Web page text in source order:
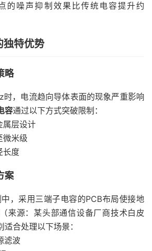
的噪声抑制效果比传统电容提升约
独特优势
略
时，电流趋向导体表面的现象严重影响
容通过以下方式突破限制：
属层设计
微米级
长度
案
，采用三端子电容的PCB布局使接地
来源：某头部通信设备厂商技术白皮
合处理以下场景：
滤波